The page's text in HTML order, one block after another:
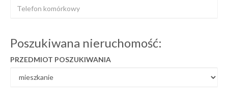
Poszukiwana nieruchomość:
PRZEDMIOT POSZUKIWANIA